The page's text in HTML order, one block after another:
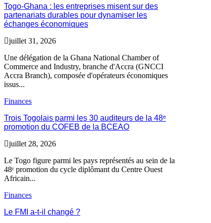
Togo-Ghana : les entreprises misent sur des
partenariats durables pour dynamiser les
échanges économiques
juillet 31, 2026
Une délégation de la Ghana National Chamber of
Commerce and Industry, branche d'Accra (GNCCI
Accra Branch), composée d'opérateurs économiques
issus...
Finances
Trois Togolais parmi les 30 auditeurs de la 48ᵉ
promotion du COFEB de la BCEAO
juillet 28, 2026
Le Togo figure parmi les pays représentés au sein de la
48ᵉ promotion du cycle diplômant du Centre Ouest
Africain...
Finances
Le FMI a-t-il changé ?